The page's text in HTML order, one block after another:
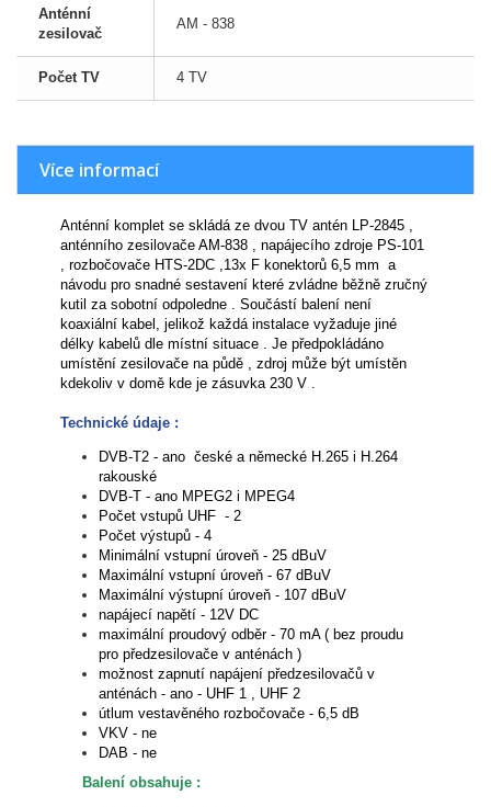
Anténní
zesilovač
AM - 838
Počet TV 4 TV
Více informací
Anténní komplet se skládá ze dvou TV antén LP-2845 ,
anténního zesilovače AM-838 , napájecího zdroje PS-101
, rozbočovače HTS-2DC ,13x F konektorů 6,5 mm a
návodu pro snadné sestavení které zvládne běžně zručný
kutil za sobotní odpoledne . Součástí balení není
koaxiální kabel, jelikož každá instalace vyžaduje jiné
délky kabelů dle místní situace . Je předpokládáno
umístění zesilovače na půdě , zdroj může být umístěn
kdekoliv v domě kde je zásuvka 230 V .
Technické údaje :
DVB-T2 - ano české a německé H.265 i H.264
rakouské
DVB-T - ano MPEG2 i MPEG4
Počet vstupů UHF - 2
Počet výstupů - 4
Minimální vstupní úroveň - 25 dBuV
Maximální vstupní úroveň - 67 dBuV
Maximální výstupní úroveň - 107 dBuV
napájecí napětí - 12V DC
maximální proudový odběr - 70 mA ( bez proudu
pro předzesilovače v anténách )
možnost zapnutí napájení předzesilovačů v
anténách - ano - UHF 1 , UHF 2
útlum vestavěného rozbočovače - 6,5 dB
VKV - ne
DAB - ne
Balení obsahuje :